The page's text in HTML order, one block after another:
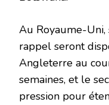
Au Royaume-
rappel seront
Angleterre au
semaines, et le
pression pour